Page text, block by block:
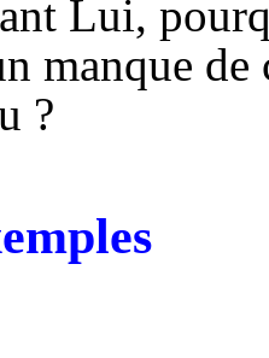
Lui,
manque
?